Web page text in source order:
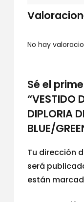
No hay
Sé el
“VESTIDO
DIPLORIA
BLUE/
Tu dirección
será
están